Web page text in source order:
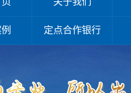
定点合作银行